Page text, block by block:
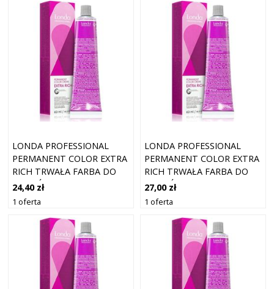
LONDA PROFESSIONAL
PERMANENT COLOR EXTRA
RICH TRWAŁA FARBA DO
WŁOSÓW 7/77 60 ML
24,40 zł
1 oferta
LONDA PROFESSIONAL
PERMANENT COLOR EXTRA
RICH TRWAŁA FARBA DO
WŁOSÓW 9/65 60 ML
27,00 zł
1 oferta